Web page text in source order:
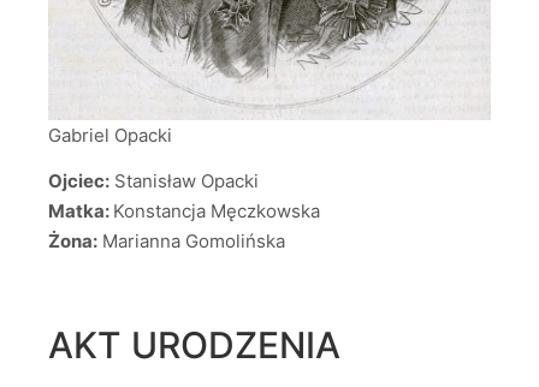
Gabriel Opacki
Ojciec: Stanisław Opacki
Matka: Konstancja Męczkowska
Żona: Marianna Gomolińska
AKT URODZENIA